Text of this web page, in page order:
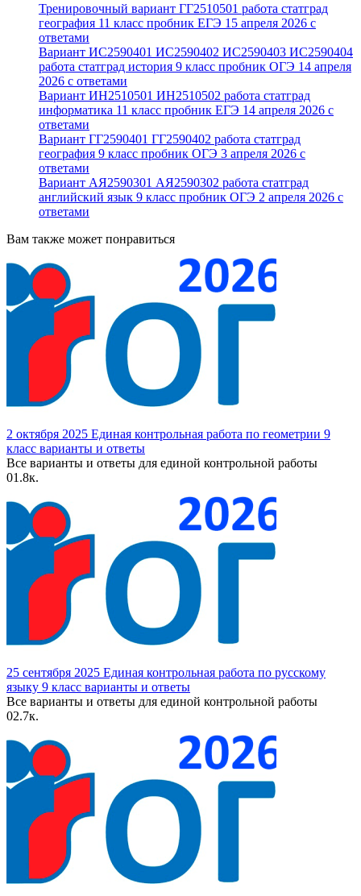
Тренировочный вариант ГГ2510501 работа статград
география 11 класс пробник ЕГЭ 15 апреля 2026 с
ответами
Вариант ИС2590401 ИС2590402 ИС2590403 ИС2590404
работа статград история 9 класс пробник ОГЭ 14 апреля
2026 с ответами
Вариант ИН2510501 ИН2510502 работа статград
информатика 11 класс пробник ЕГЭ 14 апреля 2026 с
ответами
Вариант ГГ2590401 ГГ2590402 работа статград
география 9 класс пробник ОГЭ 3 апреля 2026 с
ответами
Вариант АЯ2590301 АЯ2590302 работа статград
английский язык 9 класс пробник ОГЭ 2 апреля 2026 с
ответами
Вам также может понравиться
2 октября 2025 Единая контрольная работа по геометрии 9
класс варианты и ответы
Все варианты и ответы для единой контрольной работы
01.8к.
25 сентября 2025 Единая контрольная работа по русскому
языку 9 класс варианты и ответы
Все варианты и ответы для единой контрольной работы
02.7к.